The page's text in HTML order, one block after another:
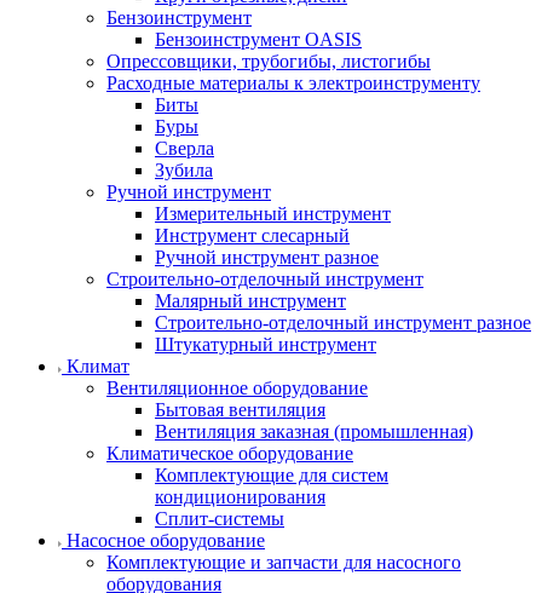
Бензоинструмент
Бензоинструмент OASIS
Опрессовщики, трубогибы, листогибы
Расходные материалы к электроинструменту
Биты
Буры
Сверла
Зубила
Ручной инструмент
Измерительный инструмент
Инструмент слесарный
Ручной инструмент разное
Строительно-отделочный инструмент
Малярный инструмент
Строительно-отделочный инструмент разное
Штукатурный инструмент
Климат
Вентиляционное оборудование
Бытовая вентиляция
Вентиляция заказная (промышленная)
Климатическое оборудование
Комплектующие для систем
кондиционирования
Сплит-системы
Насосное оборудование
Комплектующие и запчасти для насосного
оборудования